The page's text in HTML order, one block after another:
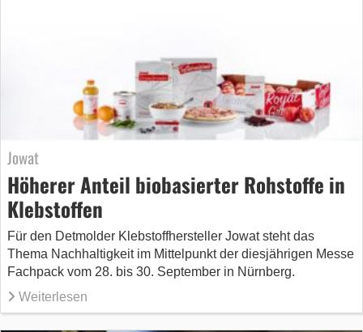
Jowat
Höherer Anteil biobasierter Rohstoffe in
Klebstoffen
Für den Detmolder Klebstoffhersteller Jowat steht das
Thema Nachhaltigkeit im Mittelpunkt der diesjährigen Messe
Fachpack vom 28. bis 30. September in Nürnberg.
Weiterlesen